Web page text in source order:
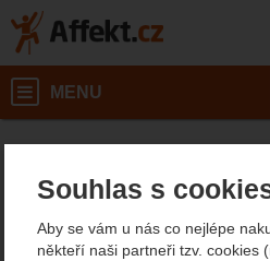
Souhlas s
Aby se vám u nás co nejlépe
někteří naši partneři tzv. cookies
MENU
Sea to Summit
Kitchen